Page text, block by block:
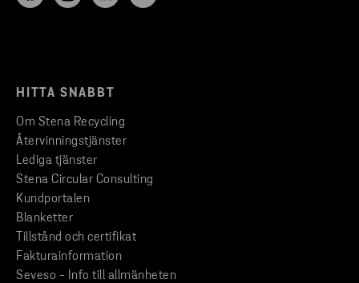
HITTA SNABBT
Om Stena Recycling
Återvinningstjänster
Lediga tjänster
Stena Circular Consulting
Kundportalen
Blanketter
Tillstånd och certifikat
Fakturainformation
Seveso - Info till allmänheten